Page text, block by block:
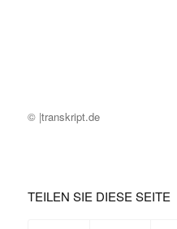
© |transkript.de
TEILEN SIE DIESE SEITE